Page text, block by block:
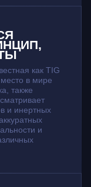
как TIG
в мире
также
и инертных
и